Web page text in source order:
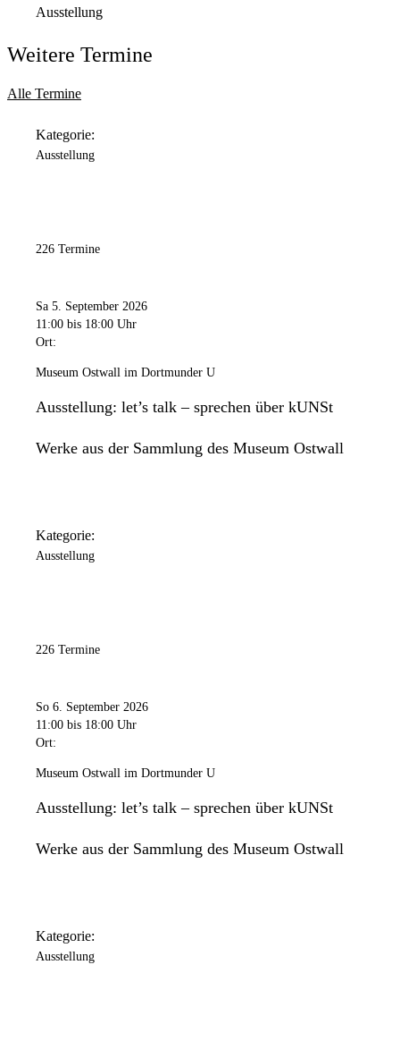
Montag
Geschlossen
11:00 Uhr
Mittwoch
Freitag
11:00 Uhrbis18:00 Uhr
Sonntag
11:00 Uhr bis 18:00 Uhr
Das Dortmunder U ist an folgenden Tagen geschlossen: 24.
Ausstellung
Weitere Termine
Alle Termine
Kategorie:
Ausstellung
226 Termine
Sa 5. September 2026
11:00 bis 18:00 Uhr
Ort:
Museum Ostwall im Dortmunder U
Ausstellung: let’s talk – sprechen über kUNSt
Werke aus der Sammlung des Museum Ostwall
Kategorie:
Ausstellung
226 Termine
So 6. September 2026
11:00 bis 18:00 Uhr
Ort:
Museum Ostwall im Dortmunder U
Ausstellung: let’s talk – sprechen über kUNSt
Werke aus der Sammlung des Museum Ostwall
Kategorie:
Ausstellung